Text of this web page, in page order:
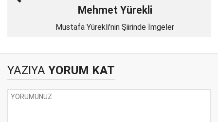
Mehmet Yürekli
Mustafa Yürekli'nin Şiirinde İmgeler
YAZIYA YORUM KAT